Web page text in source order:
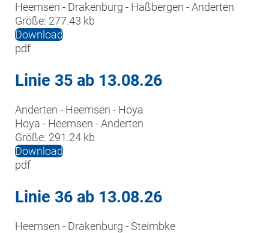
Heemsen - Drakenburg - Haßbergen - Anderten
Größe: 277.43 kb
Download
pdf
Linie 35 ab 13.08.26
Anderten - Heemsen - Hoya
Hoya - Heemsen - Anderten
Größe: 291.24 kb
Download
pdf
Linie 36 ab 13.08.26
Heemsen - Drakenburg - Steimbke